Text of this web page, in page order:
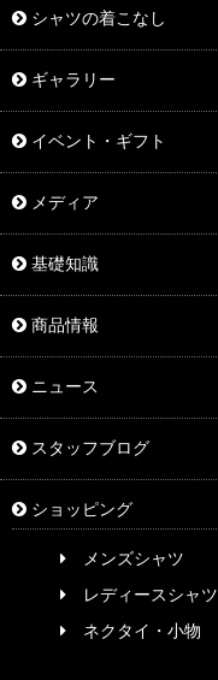
シャツの着こなし
ギャラリー
イベント・ギフト
メディア
基礎知識
商品情報
ニュース
スタッフブログ
ショッピング
メンズシャツ
レディースシャツ
ネクタイ・小物